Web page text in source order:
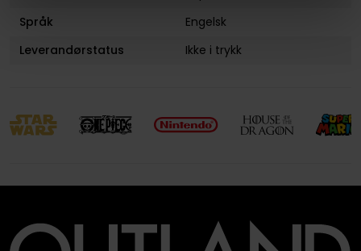
Språk
Engelsk
Leverandørstatus
Ikke i trykk